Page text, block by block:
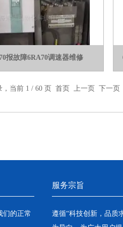
报故障6RA70调速器维修
，当前 1 / 60 页 首页 上一页 下一页
们的正常
服务宗旨
遵循“科技创新，品质